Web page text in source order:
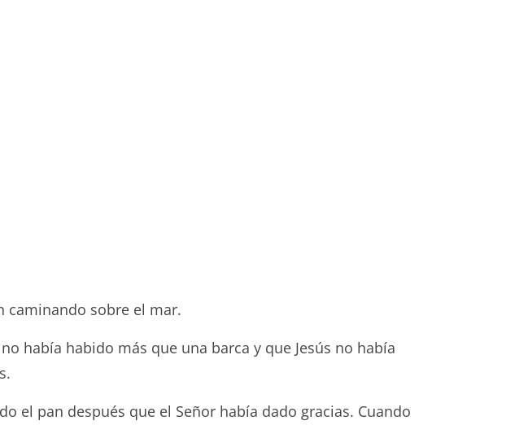
caminando sobre el mar.
había habido más que una barca y que Jesús no había
el pan después que el Señor había dado gracias. Cuando